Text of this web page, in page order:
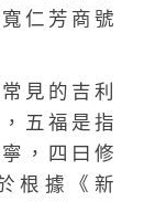
仁芳商號
見的吉利
五福是指
，四曰修
根據《新